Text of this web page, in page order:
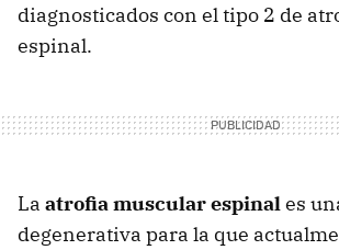
diagnosticados con el tipo 2 de
espinal.
La atrofia muscular espinales
degenerativa para la que